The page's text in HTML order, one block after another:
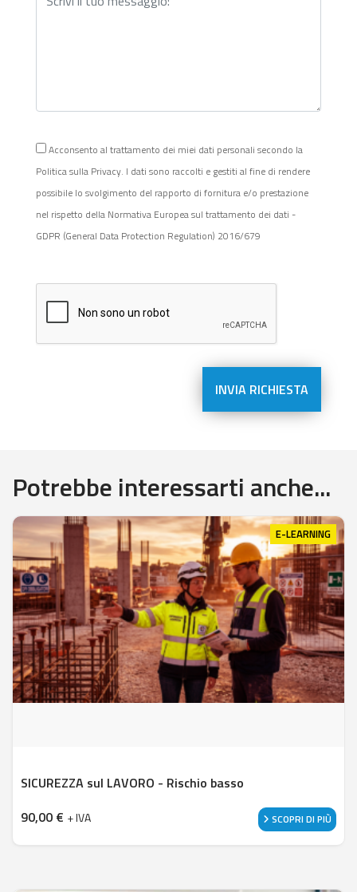
Acconsento al trattamento dei miei dati personali secondo la
Politica sulla Privacy. I dati sono raccolti e gestiti al fine di rendere
possibile lo svolgimento del rapporto di fornitura e/o prestazione
nel rispetto della Normativa Europea sul trattamento dei dati -
GDPR (General Data Protection Regulation) 2016/679
Potrebbe interessarti anche...
E-LEARNING
SICUREZZA sul LAVORO - Rischio basso
90,00 € + IVA SCOPRI DI PIÙ